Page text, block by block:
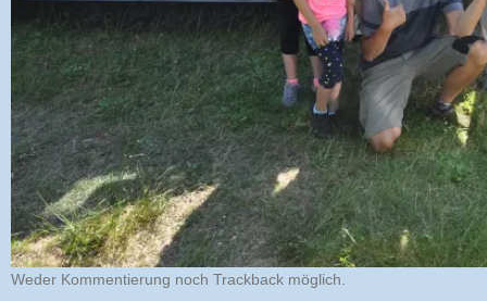
Weder Kommentierung noch Trackback möglich.